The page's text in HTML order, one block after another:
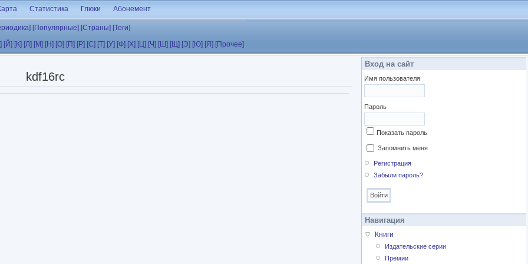
Статистика Глюки Абонемент
[Популярные] [Страны] [Теги]
[Й] [К] [Л] [М] [Н] [О] [П] [Р] [С] [Т] [У] [Ф] [Х] [Ц] [Ч] [Ш] [Щ] [Э] [Ю] [Я] [Прочее]
kdf16rc
Вход на сайт
Имя пользователя
Пароль
Показать пароль
Запомнить меня
Регистрация
Забыли пароль?
Навигация
Книги
Издательские серии
Премии